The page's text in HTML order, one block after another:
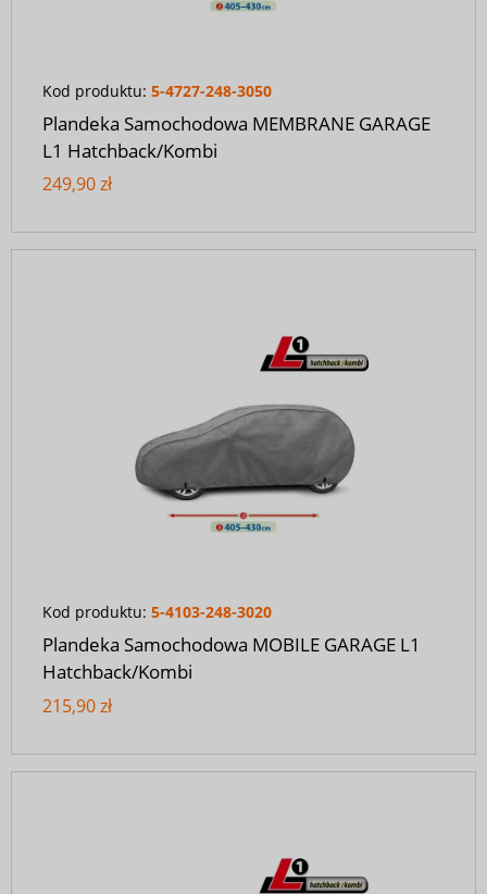
Kod produktu: 5-4727-248-3050
Plandeka Samochodowa MEMBRANE GARAGE
L1 Hatchback/Kombi
249,90 zł
Kod produktu: 5-4103-248-3020
Plandeka Samochodowa MOBILE GARAGE L1
Hatchback/Kombi
215,90 zł